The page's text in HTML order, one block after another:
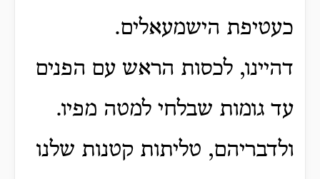
כעטיפת הישמעאלים.
דהיינו, לכסות הראש עם הפנים
עד גומות שבלחי למטה מפיו.
ולדבריהם, טליתות קטנות שלנו